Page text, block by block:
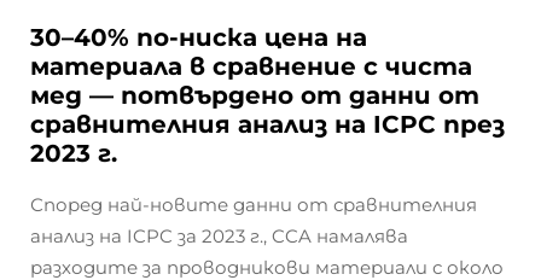
30–40% по-ниска цена на
материала в сравнение с чиста
мед — потвърдено от данни от
сравнителния анализ на ICPC през
2023 г.
Според най-новите данни от сравнителния
анализ на ICPC за 2023 г., CCA намалява
разходите за проводникови материали с около